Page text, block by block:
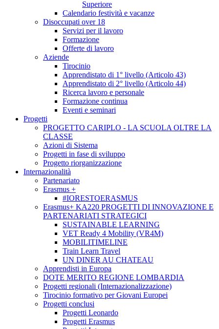
Superiore
Calendario festività e vacanze
Disoccupati over 18
Servizi per il lavoro
Formazione
Offerte di lavoro
Aziende
Tirocinio
Apprendistato di 1° livello (Articolo 43)
Apprendistato di 2° livello (Articolo 44)
Ricerca lavoro e personale
Formazione continua
Eventi e seminari
Progetti
PROGETTO CARIPLO - LA SCUOLA OLTRE LA
CLASSE
Azioni di Sistema
Progetti in fase di sviluppo
Progetto riorganizzazione
Internazionalità
Partenariato
Erasmus +
#IORESTOERASMUS
Erasmus+ KA220 PROGETTI DI INNOVAZIONE E
PARTENARIATI STRATEGICI
SUSTAINABLE LEARNING
VET Ready 4 Mobility (VR4M)
MOBILITIMELINE
Train Learn Travel
UN DINER AU CHATEAU
Apprendisti in Europa
DOTE MERITO REGIONE LOMBARDIA
Progetti regionali (Internazionalizzazione)
Tirocinio formativo per Giovani Europei
Progetti conclusi
Progetti Leonardo
Progetti Erasmus